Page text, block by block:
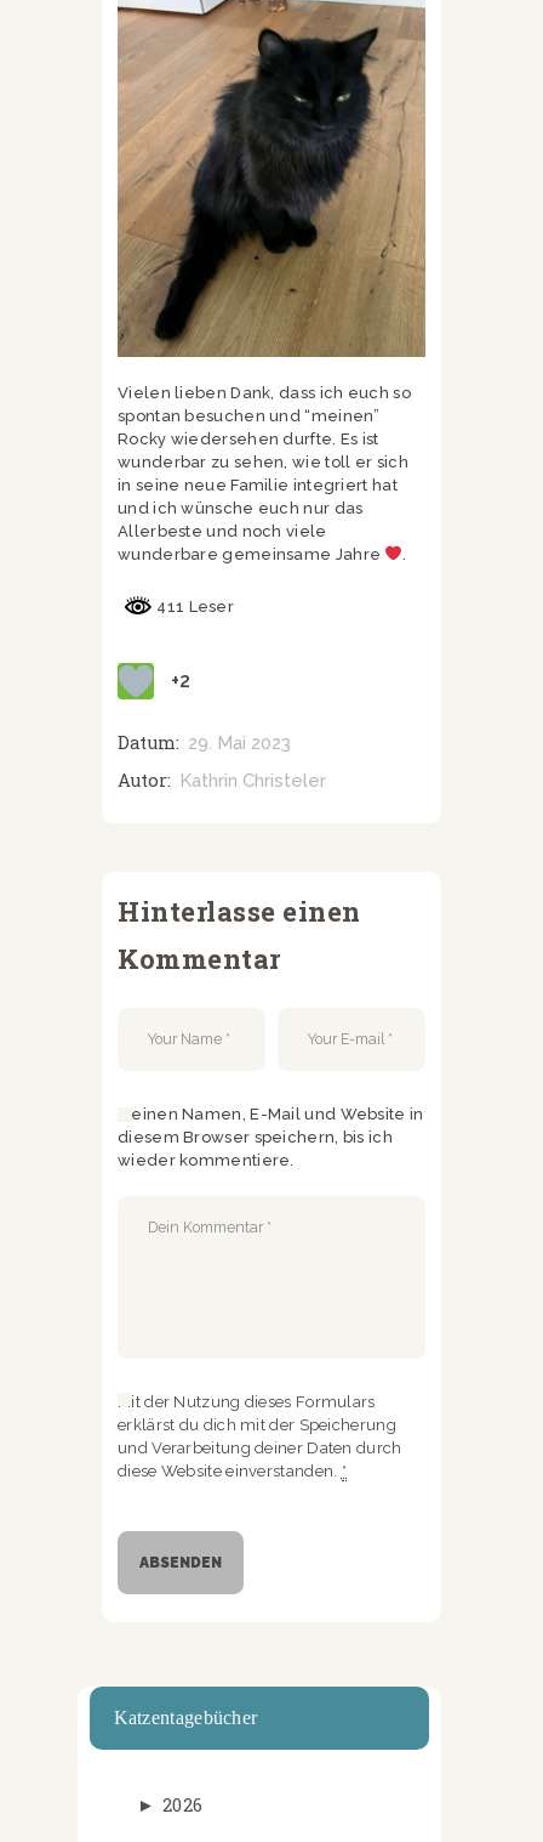
Vielen lieben Dank, dass ich euch so
spontan besuchen und “meinen”
Rocky wiedersehen durfte. Es ist
wunderbar zu sehen, wie toll er sich
in seine neue Familie integriert hat
und ich wünsche euch nur das
Allerbeste und noch viele
wunderbare gemeinsame Jahre
411 Leser
+2
Datum: 29. Mai 2023
Autor: Kathrin Christeler
Hinterlasse einen
Kommentar
Meinen Namen, E-Mail und Website in
diesem Browser speichern, bis ich
wieder kommentiere.
Mit der Nutzung dieses Formulars
erklärst du dich mit der Speicherung
und Verarbeitung deiner Daten durch
diese Website einverstanden. *
Katzentagebücher
► 2026